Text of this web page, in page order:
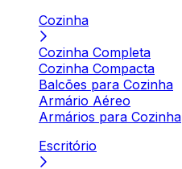
Cozinha
Cozinha Completa
Cozinha Compacta
Balcões para Cozinha
Armário Aéreo
Armários para Cozinha
Escritório